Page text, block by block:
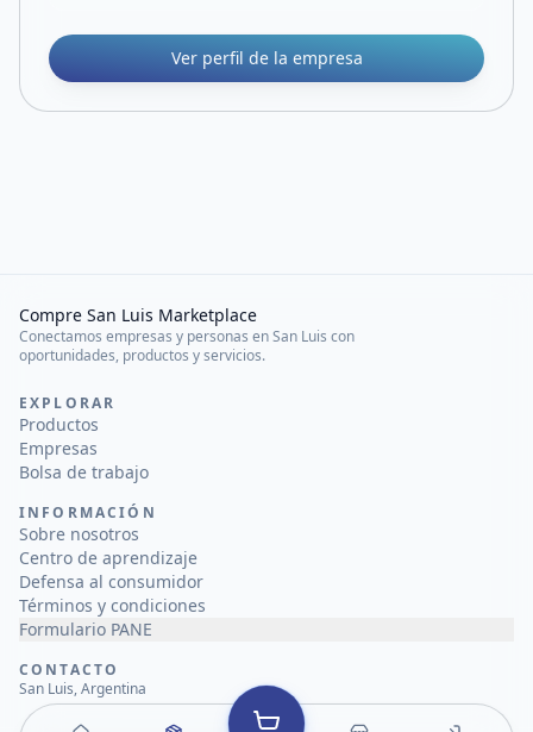
Ver perfil de la empresa
Compre San Luis Marketplace
Conectamos empresas y personas en San Luis con
oportunidades, productos y servicios.
EXPLORAR
Productos
Empresas
Bolsa de trabajo
INFORMACIÓN
Sobre nosotros
Centro de aprendizaje
Defensa al consumidor
Términos y condiciones
Formulario PANE
CONTACTO
San Luis, Argentina